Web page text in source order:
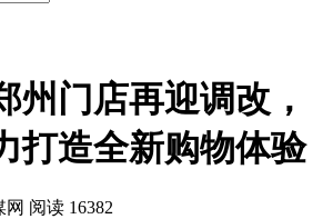
州门店再迎调改，
打造全新购物体验
网 阅读 16382